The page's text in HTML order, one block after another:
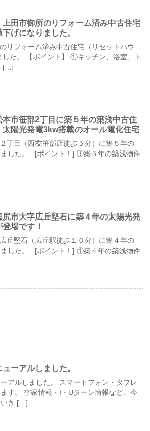
上田市御所のリフォーム済み中古住宅
げになりました。
リフォーム済み中古住宅（リセットハウ
した。 【ポイント】 ①キッチン、浴室、ト
[…]
本市笹部2丁目に築５年の築浅中古住
陽光発電3kw搭載のオール電化住宅
丁目（西友笹部店徒歩５分）に築５年の
ました。 [ポイント！] ①築５年の築浅物件
尻市大字広丘堅石に築４年の太陽光発
場です！
丘堅石（広丘駅徒歩１０分）に築４年の
ました。 [ポイント！] ①築４年の築浅物件
ーアルしました。
アルしました。 スマートフォン・タブレ
す。 空家情報・I・Uターン情報など、今
いき […]